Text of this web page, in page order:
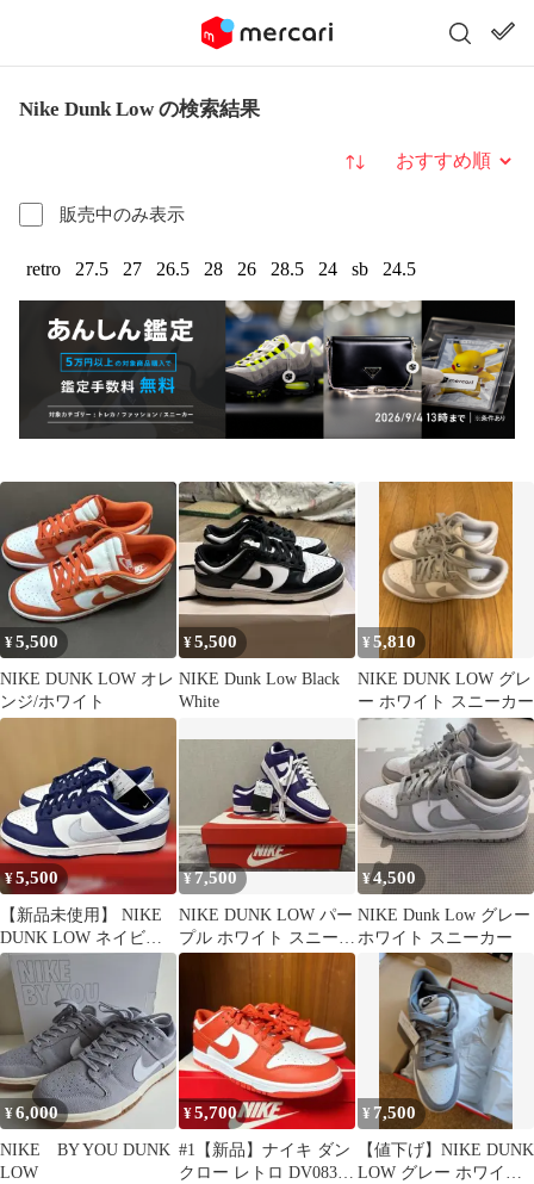
Nike Dunk Low の検索結果
販売中のみ表示
並び替え
retro 27.5 27 26.5 28 26 28.5 24 sb 24.5
¥5,500
NIKE DUNK LOW オレ
ンジ/ホワイト
¥5,500
NIKE Dunk Low Black
White
¥5,810
NIKE DUNK LOW グレ
ー ホワイト スニーカー
¥5,500
【新品未使用】 NIKE
DUNK LOW ネイビー
ホワイト スニーカー
¥7,500
NIKE DUNK LOW パー
プル ホワイト スニーカ
ー
¥4,500
NIKE Dunk Low グレー
ホワイト スニーカー
¥6,000
NIKE BY YOU DUNK
LOW
¥5,700
#1【新品】ナイキ ダン
クロー レトロ DV0833-
¥ 7,500
【値下げ】NIKE DUNK
LOW グレー ホワイト